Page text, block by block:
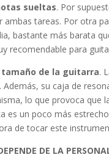
sueltas. Por
ambas tareas. Por otra
bastante más barata
recomendable para
tamaño de la guitarra.
su caja de
lo que provoca que
es un poco más
de tocar este
DE LA